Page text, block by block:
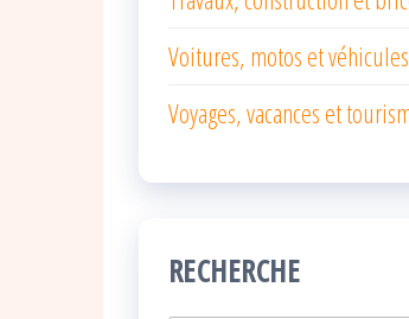
Voitures, motos et véhicules
Voyages, vacances et
RECHERCHE